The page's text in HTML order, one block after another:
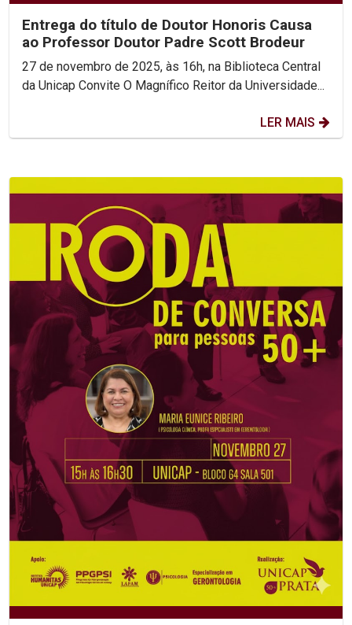
Entrega do título de Doutor Honoris Causa
ao Professor Doutor Padre Scott Brodeur
27 de novembro de 2025, às 16h, na Biblioteca Central
da Unicap Convite O Magnífico Reitor da Universidade...
LER MAIS